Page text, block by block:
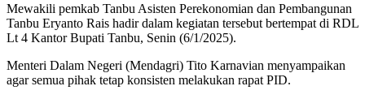
Mewakili pemkab Tanbu Asisten Perekonomian dan Pembangunan
Tanbu Eryanto Rais hadir dalam kegiatan tersebut bertempat di RDL
Lt 4 Kantor Bupati Tanbu, Senin (6/1/2025).
Menteri Dalam Negeri (Mendagri) Tito Karnavian menyampaikan
agar semua pihak tetap konsisten melakukan rapat PID.